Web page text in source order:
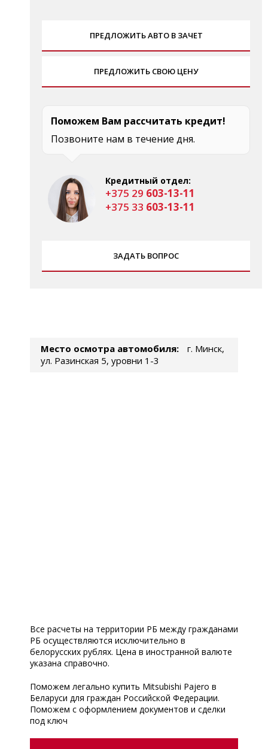
ПРЕДЛОЖИТЬ АВТО В ЗАЧЕТ
ПРЕДЛОЖИТЬ СВОЮ ЦЕНУ
Поможем Вам рассчитать кредит!
Позвоните нам в течение дня.
Кредитный отдел:
+375 29 603-13-11
+375 33 603-13-11
ЗАДАТЬ ВОПРОС
Место осмотра автомобиля:
г. Минск,
ул. Разинская 5, уровни 1-3
Все расчеты на территории РБ между гражданами
РБ осуществляются исключительно в
белорусских рублях. Цена в иностранной валюте
указана справочно.
Поможем легально купить Mitsubishi Pajero в
Беларуси для граждан Российской Федерации.
Поможем с оформлением документов и сделки
под ключ